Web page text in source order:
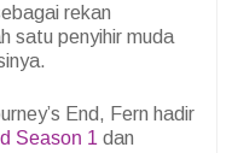
rekan
satu penyihir muda
End, Fern hadir
Season 1 dan